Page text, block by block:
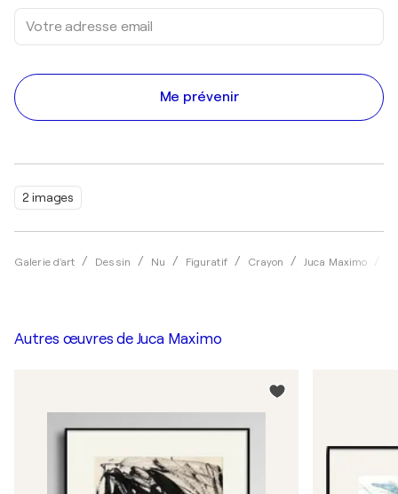
2 images
Galerie d'art Dessin Nu Figuratif Crayon Juca Maximo
Me prévenir
Autres œuvres de Juca Maximo